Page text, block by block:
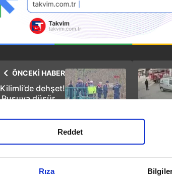
Rıza
Reddet
ÖNCEKİ HABER
Kilimli’de dehşet!
Pusuya düşürüp
kadın hayatını
kaybetti!